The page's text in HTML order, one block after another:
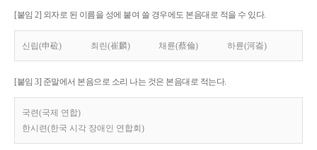
[붙임 2] 외자로 된 이름을 성에 붙여 쓸 경우에도 본음대로 적을 수 있다.
신립(申砬) 최린(崔麟) 채륜(蔡倫) 하륜(河崙)
[붙임 3] 준말에서 본음으로 소리 나는 것은 본음대로 적는다.
국련(국제 연합)
한시련(한국 시각 장애인 연합회)